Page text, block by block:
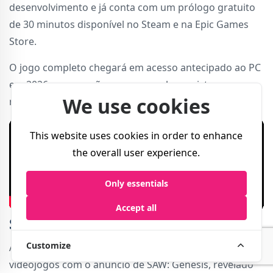
desenvolvimento e já conta com um prólogo gratuito
de 30 minutos disponível no Steam e na Epic Games
Store.
O jogo completo chegará em acesso antecipado ao PC
em 2026, com versões para consola previstas para
mais tarde.
SAW: Genesis
A franquia Jogos Mortais regressa ao mundo dos
videojogos com o anúncio de SAW: Genesis, revelado
We use cookies
This website uses cookies in order to enhance
the overall user experience.
Only essentials
Accept all
Customize